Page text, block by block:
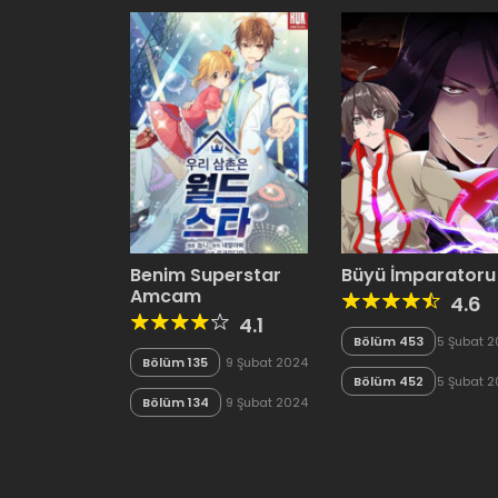
Benim Superstar
Amcam
4.1
Bölüm 135 9 Şubat 2024
Bölüm 134 9 Şubat 2024
Büyü İmparatoru
4.6
Bölüm 453 5 Şubat
Bölüm 452 5 Şubat